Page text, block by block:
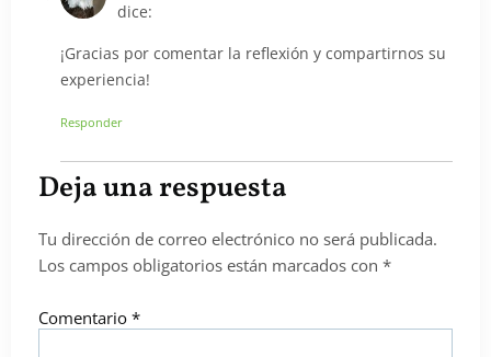
dice:
¡Gracias por comentar la reflexión y compartirnos su
experiencia!
Responder
Deja una respuesta
Tu dirección de correo electrónico no será publicada.
Los campos obligatorios están marcados con *
Comentario *